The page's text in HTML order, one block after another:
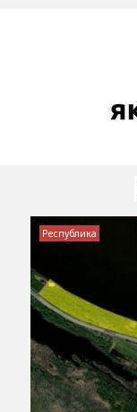
Республика